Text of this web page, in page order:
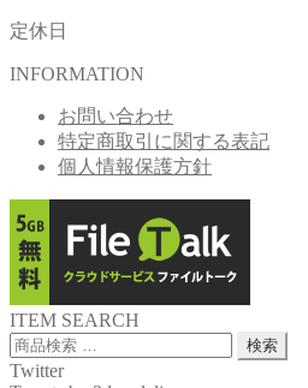
定休日
INFORMATION
お問い合わせ
特定商取引に関する表記
個人情報保護方針
ITEM SEARCH
検
索
検索
Twitter